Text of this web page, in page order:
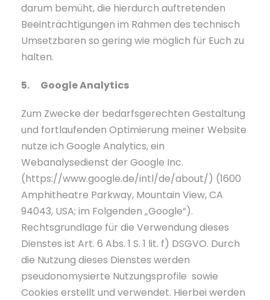
darum bemüht, die hierdurch auftretenden
Beeinträchtigungen im Rahmen des technisch
Umsetzbaren so gering wie möglich für Euch zu
halten.
5. Google Analytics
Zum Zwecke der bedarfsgerechten Gestaltung
und fortlaufenden Optimierung meiner Website
nutze ich Google Analytics, ein
Webanalysedienst der Google Inc.
(https://www.google.de/intl/de/about/) (1600
Amphitheatre Parkway, Mountain View, CA
94043, USA; im Folgenden „Google“).
Rechtsgrundlage für die Verwendung dieses
Dienstes ist Art. 6 Abs. 1 S. 1 lit. f) DSGVO. Durch
die Nutzung dieses Dienstes werden
pseudonomysierte Nutzungsprofile sowie
Cookies erstellt und verwendet. Hierbei werden